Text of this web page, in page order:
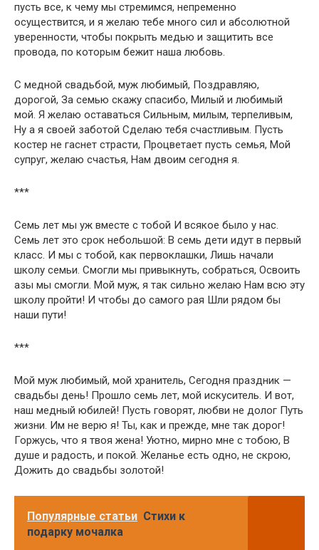
пусть все, к чему мы стремимся, непременно
осуществится, и я желаю тебе много сил и абсолютной
уверенности, чтобы покрыть медью и защитить все
провода, по которым бежит наша любовь.
С медной свадьбой, муж любимый, Поздравляю,
дорогой, За семью скажу спасибо, Милый и любимый
мой. Я желаю оставаться Сильным, милым, терпеливым,
Ну а я своей заботой Сделаю тебя счастливым. Пусть
костер не гаснет страсти, Процветает пусть семья, Мой
супруг, желаю счастья, Нам двоим сегодня я.
***
Семь лет мы уж вместе с тобой И всякое было у нас.
Семь лет это срок небольшой: В семь дети идут в первый
класс. И мы с тобой, как первоклашки, Лишь начали
школу семьи. Смогли мы привыкнуть, собраться, Освоить
азы мы смогли. Мой муж, я так сильно желаю Нам всю эту
школу пройти! И чтобы до самого рая Шли рядом бы
наши пути!
***
Мой муж любимый, мой хранитель, Сегодня праздник —
свадьбы день! Прошло семь лет, мой искуситель. И вот,
наш медный юбилей! Пусть говорят, любви не долог Путь
жизни. Им не верю я! Ты, как и прежде, мне так дорог!
Горжусь, что я твоя жена! Уютно, мирно мне с тобою, В
душе и радость, и покой. Желанье есть одно, не скрою,
Дожить до свадьбы золотой!
Популярные статьи Стихи к
подарку мочалка